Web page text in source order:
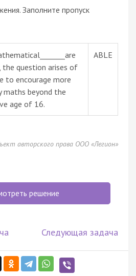
Заполните пропуск
the question arises of
to encourage more
beyond the
age of 16.
ABLE
авторского права ООО «Легион»
решение
Следующая задача